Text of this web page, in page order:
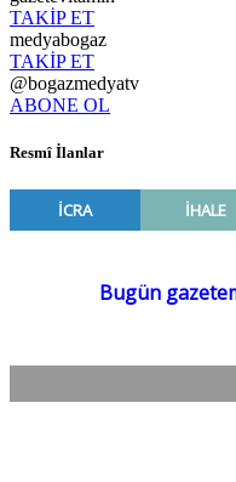
TAKİP ET
medyabogaz
TAKİP ET
@bogazmedyatv
ABONE OL
Resmî İlanlar